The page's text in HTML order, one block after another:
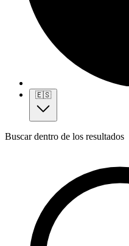
🇪🇸
Buscar dentro de los resultados